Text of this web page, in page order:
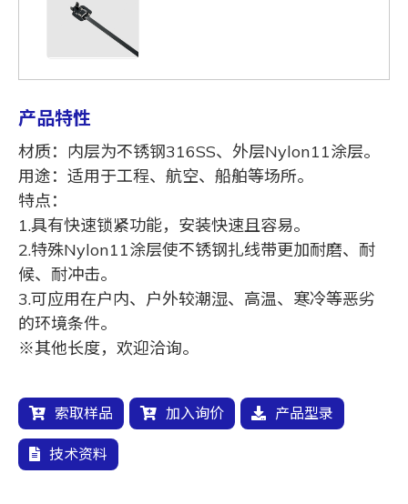
产品特性
材质：内层为不锈钢316SS、外层Nylon11涂层。
用途：适用于工程、航空、船舶等场所。
特点：
1.具有快速锁紧功能，安装快速且容易。
2.特殊Nylon11涂层使不锈钢扎线带更加耐磨、耐
候、耐冲击。
3.可应用在户内、户外较潮湿、高温、寒冷等恶劣
的环境条件。
※其他长度，欢迎洽询。
索取样品 加入询价 产品型录
技术资料